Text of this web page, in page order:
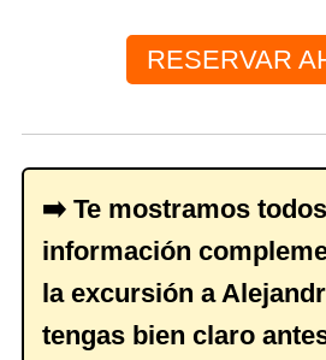
RESERVAR
➡️ Te mostramos
información
la excursión a
tengas bien claro